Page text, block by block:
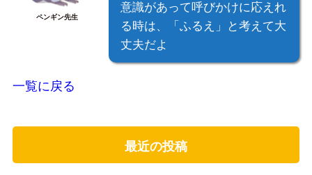
ペンギン先生
意識があって呼びかけに応えれ
る時は、「ふるえ」と考えて大
丈夫だよ
一覧に戻る
最近の投稿